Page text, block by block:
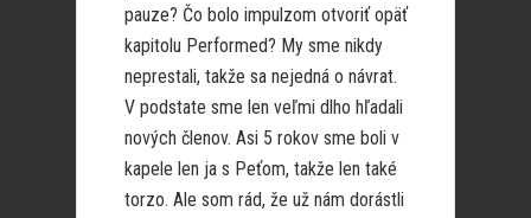
pauze? Čo bolo impulzom otvoriť opäť
kapitolu Performed? My sme nikdy
neprestali, takže sa nejedná o návrat.
V podstate sme len veľmi dlho hľadali
nových členov. Asi 5 rokov sme boli v
kapele len ja s Peťom, takže len také
torzo. Ale som rád, že už nám dorástli